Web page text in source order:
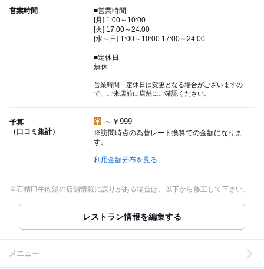
営業時間
■営業時間
[月] 1:00～10:00
[火] 17:00～24:00
[水～日] 1:00～10:00 17:00～24:00
■定休日
無休
営業時間・定休日は変更となる場合がございますの
で、ご来店前に店舗にご確認ください。
予算
（口コミ集計）
～￥999
※訪問時点の為替レート換算での金額になりま
す。
利用金額分布を見る
※石精臼牛肉湯の店舗情報に誤りがある場合は、以下から修正して下さい。
レストラン情報を編集する
メニュー